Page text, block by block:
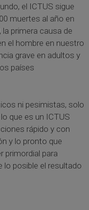
el ICTUS sigue
muertes al año en
la primera causa de
el hombre en nuestro
grave en adultos y
países
ni pesimistas, solo
que es un ICTUS
rápido y con
y lo pronto que
primordial para
lo posible el resultado